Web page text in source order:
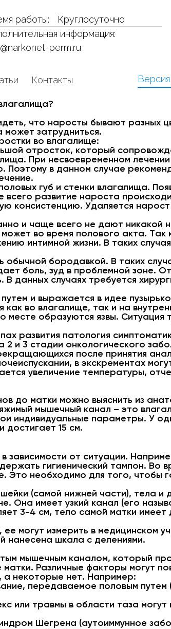
работы:
Круглосуточно
информация:
perm.ru
Контакты
что наросты бывают разных
может затрудниться.
во влагалище:
отросток, который
При несвоевременном
Поэтому в данном случае
губ и стенки влагалища.
развитие нароста
консистенцию. Удаляется нарост
и чаще всего не дают никакой
во время полового акта. Так
интимной жизни. В таких
бородавкой. В таких
боль, зуд в проблемной зоне.
данных случаях требуется
и выражается в идее
во влагалище, так и на
месте образуются язвы. Ситуация
развития патология
и 3 стадии онкологического
после принятия
в экскрементах
увеличение температуры,
до матки можно выяснить из
мышечный канал – это
индивидуальные параметры. У
достигает 15 см.
зависимости от ситуации.
гигиенический тампон. Во
Это необходимо для того, чтобы
(самой нижней части), тела и
Она имеет узкий канал (его
3-4 см, тело самой матки имеет
могут измерить в медицинском
нанесена шкала с делениями.
мышечным каналом, который
Различные факторы могут
а некоторые нет. Например:
передаваемое половым путем
или травмы в области таза могут
Шегрена (аутоиммунное